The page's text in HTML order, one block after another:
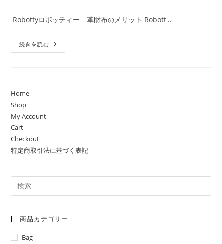
日:
ゴ
メ
ン
ト:
Robottyロボッティー 革財布のメリット Robott…
続きを読む 世
界
革
財
Home
Shop
My Account
Cart
Checkout
特定商取引法に基づく表記
商品カテゴリー
Bag